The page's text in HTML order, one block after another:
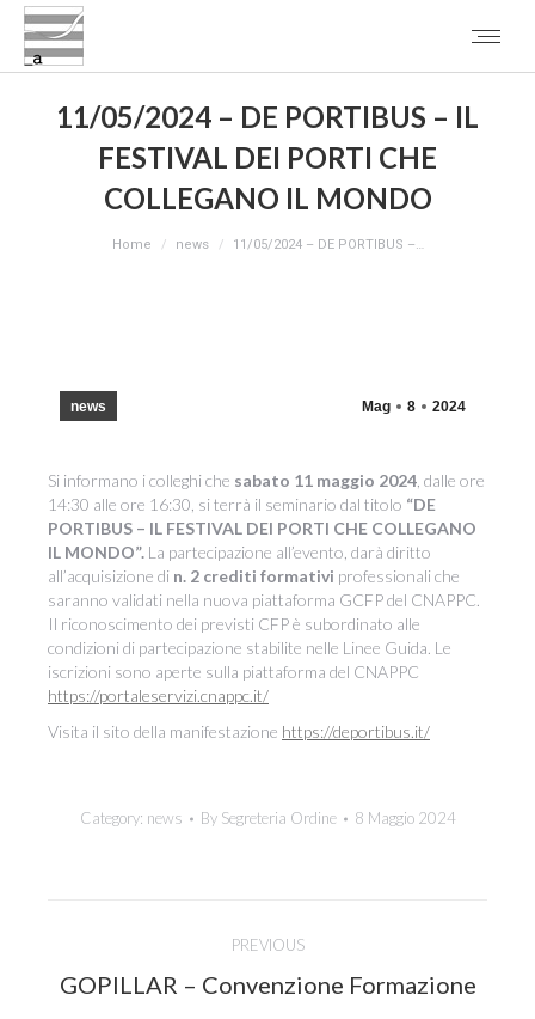
11/05/2024 – DE PORTIBUS – IL
FESTIVAL DEI PORTI CHE
COLLEGANO IL MONDO
Home news 11/05/2024 – DE PORTIBUS –…
Mag 8 2024
news
Si informano i colleghi che sabato 11 maggio 2024 , dalle ore
14:30 alle ore 16:30, si terrà il seminario dal titolo “DE
PORTIBUS – IL FESTIVAL DEI PORTI CHE COLLEGANO
IL MONDO”. La partecipazione all’evento, darà diritto
all’acquisizione di n. 2 crediti formativi professionali che
saranno validati nella nuova piattaforma GCFP del CNAPPC.
Il riconoscimento dei previsti CFP è subordinato alle
condizioni di partecipazione stabilite nelle Linee Guida. Le
iscrizioni sono aperte sulla piattaforma del CNAPPC
https://portaleservizi.cnappc.it/
Visita il sito della manifestazione https://deportibus.it/
Category: news By Segreteria Ordine 8 Maggio 2024
navigation
PREVIOUS
Previous
post:
GOPILLAR – Convenzione Formazione